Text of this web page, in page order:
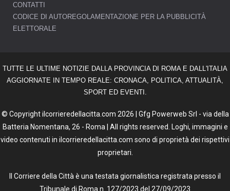
CONTATTI
CODICE DI AUTOREGOLAMENTAZIONE PER LA PUBBLICITÀ
ELETTORALE
TUTTE LE ULTIME NOTIZIE DALLA PROVINCIA DI ROMA E DALL'ITALIA
AGGIORNATE IN TEMPO REALE: CRONACA, POLITICA, ATTUALITÀ,
SPORT ED EVENTI.
© Copyright ilcorrieredellacitta.com 2026 | Gfg Powerweb Srl - via della
Batteria Nomentana, 26 - Roma | All rights reserved. Loghi, immagini e
video contenuti in ilcorrieredellacitta.com sono di proprietà dei rispettivi
proprietari.
Il Corriere della Città è una testata giornalistica registrata presso il
Tribunale di Roma n. 127/2023 del 27/09/2023